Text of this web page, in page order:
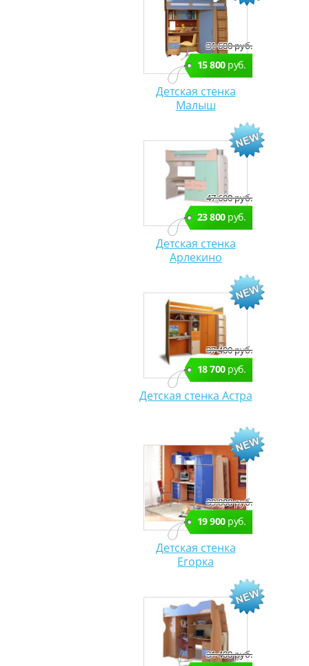
31 600 руб.
15 800руб.
Детская стенка
Малыш
47 600 руб.
23 800руб.
Детская стенка
Арлекино
37 400 руб.
18 700руб.
Детская стенка Астра
39 800 руб.
19 900руб.
Детская стенка
Егорка
31 400 руб.